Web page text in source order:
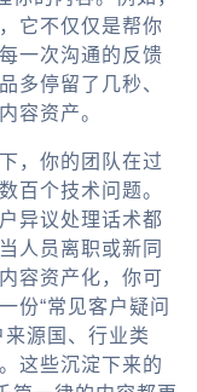
它不仅仅是帮你
一次沟通的反馈
多停留了几秒、
容资产。
，你的团队在过
百个技术问题。
异议处理话术都
人员离职或新同
容资产化，你可
份“常见客户疑问
源国、行业类
这些沉淀下来的